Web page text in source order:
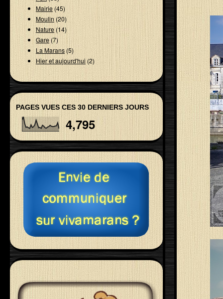
Mairie(45)
Moulin(20)
Nature(14)
Gare (7)
La Marans(5)
Hier et aujourd'hui (2)
PAGES VUES CES 30 DERNIERS JOURS
4,795